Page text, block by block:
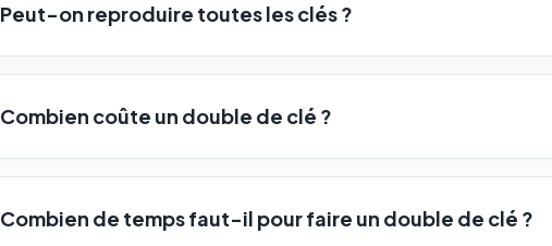
Peut-on reproduire toutes les clés ?
Combien coûte un double de clé ?
Combien de temps faut-il pour faire un double de clé ?